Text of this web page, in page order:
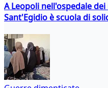
A Leopoli nell'ospedale
Sant'Egidio è scuola di